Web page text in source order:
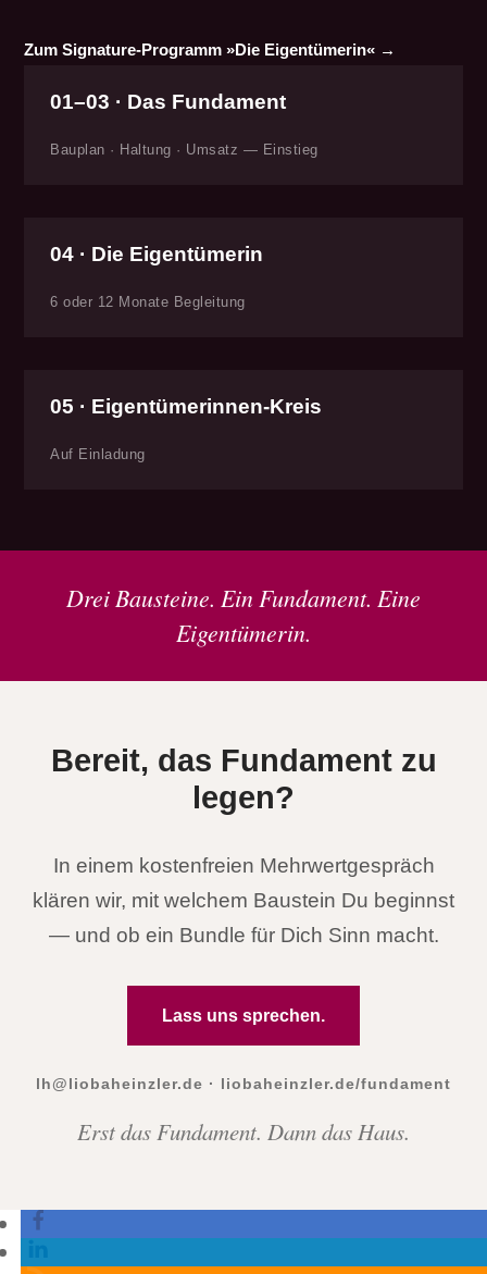
Zum Signature-Programm »Die Eigentümerin« →
01–03 · Das Fundament
Bauplan · Haltung · Umsatz — Einstieg
04 · Die Eigentümerin
6 oder 12 Monate Begleitung
05 · Eigentümerinnen-Kreis
Auf Einladung
Drei Bausteine. Ein Fundament. Eine
Eigentümerin.
Bereit, das Fundament zu
legen?
In einem kostenfreien Mehrwertgespräch
klären wir, mit welchem Baustein Du beginnst
— und ob ein Bundle für Dich Sinn macht.
Lass uns sprechen.
lh@liobaheinzler.de · liobaheinzler.de/fundament
Erst das Fundament. Dann das Haus.